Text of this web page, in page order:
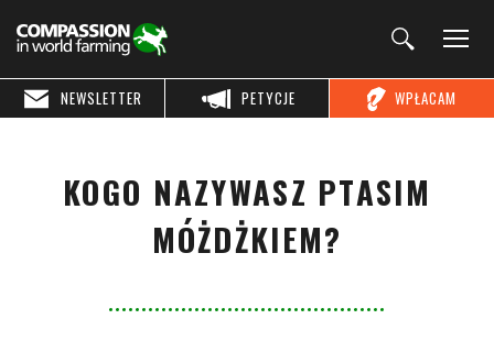
WPŁACAM
PETYCJE
NEWSLETTER
KOGO NAZYWASZ PTASIM
MÓŻDŻKIEM?